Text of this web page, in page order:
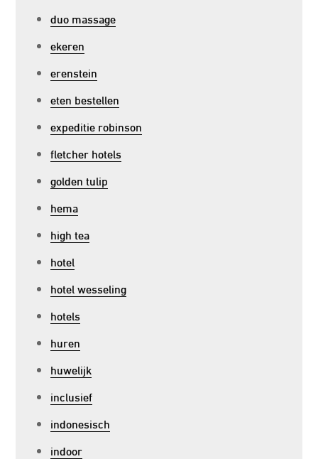
duo massage
ekeren
erenstein
eten bestellen
expeditie robinson
fletcher hotels
golden tulip
hema
high tea
hotel
hotel wesseling
hotels
huren
huwelijk
inclusief
indonesisch
indoor